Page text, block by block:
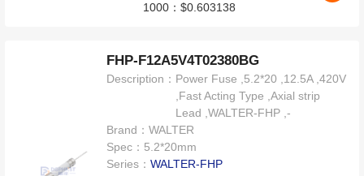
1000：$0.603138
FHP-F12A5V4T02380BG
Description： Power Fuse ,5.2*20 ,12.5A ,420V
,Fast Acting Type ,Axial strip
Lead ,WALTER-FHP ,-
Brand：WALTER
Spec： 5.2*20mm
Series：WALTER-FHP